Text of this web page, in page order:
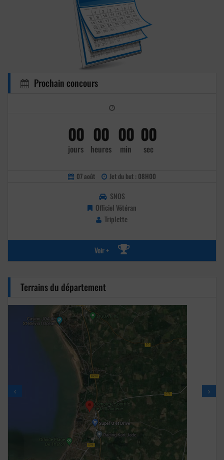
Prochain concours
00
jours
00
heures
00
min
00
sec
07 août Jet du but : 08H00
SNOS
Officiel Vétéran
Triplette
Voir +
Terrains du département